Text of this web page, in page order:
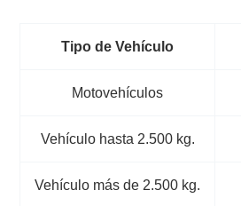
Tipo de Vehículo
Motovehículos
Vehículo hasta 2.500 kg.
Vehículo más de 2.500 kg.